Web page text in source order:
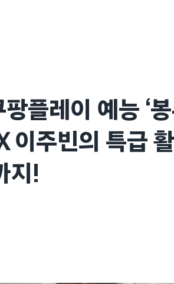
플레이 예능 ‘
이주빈의 특급
지!